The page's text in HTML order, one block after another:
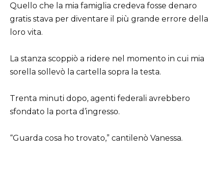
Quello che la mia famiglia credeva fosse denaro
gratis stava per diventare il più grande errore della
loro vita.
La stanza scoppiò a ridere nel momento in cui mia
sorella sollevò la cartella sopra la testa.
Trenta minuti dopo, agenti federali avrebbero
sfondato la porta d’ingresso.
“Guarda cosa ho trovato,” cantilenò Vanessa.